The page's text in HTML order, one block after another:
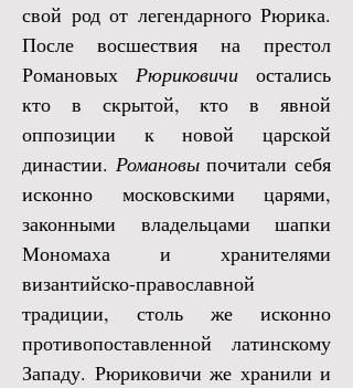
свой род от легендарного Рюрика.
После восшествия на престол
Романовых Рюриковичи остались
кто в скрытой, кто в явной
оппозиции к новой царской
династии. Романовыпочитали себя
исконно московскими царями,
законными владельцами шапки
Мономаха и хранителями
византийско-православной
традиции, столь же исконно
противопоставленной латинскому
Западу. Рюриковичи же хранили и